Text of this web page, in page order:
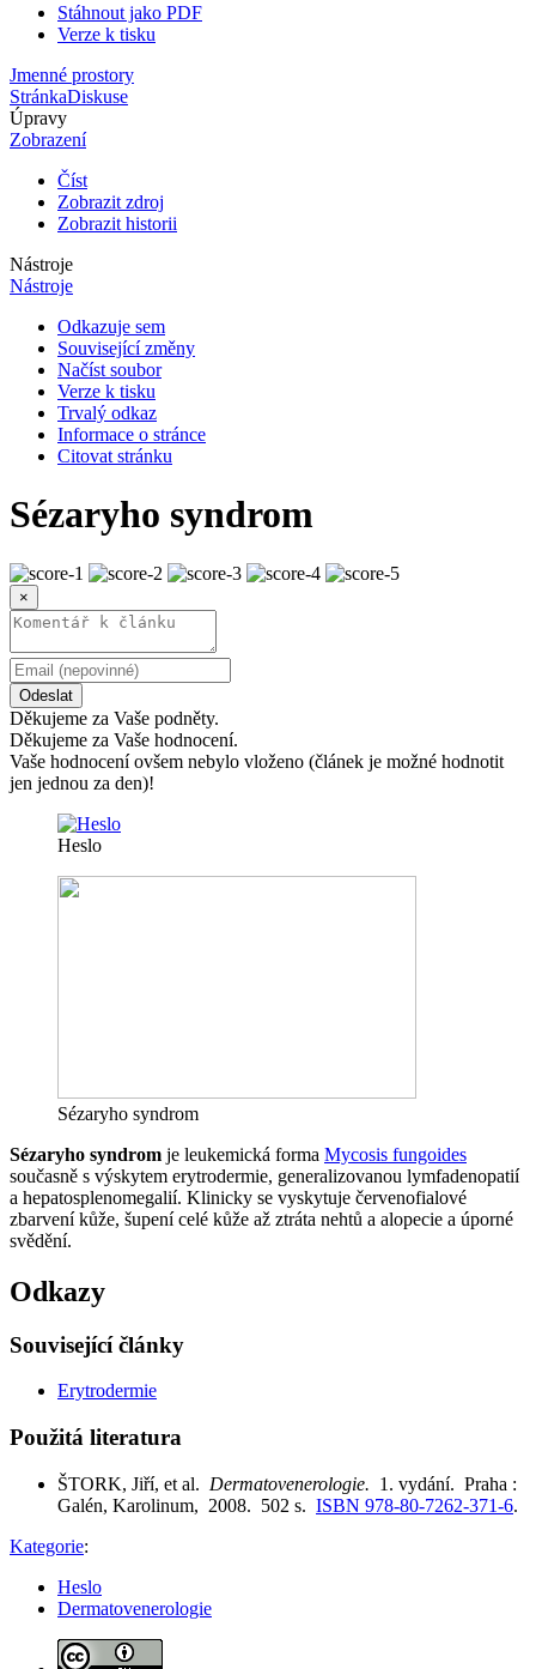
Stáhnout jako PDF
Verze k tisku
Jmenné prostory
StránkaDiskuse
Úpravy
Zobrazení
Číst
Zobrazit zdroj
Zobrazit historii
Nástroje
Nástroje
Odkazuje sem
Související změny
Načíst soubor
Verze k tisku
Trvalý odkaz
Informace o stránce
Citovat stránku
Sézaryho syndrom
×
Odeslat
Děkujeme za Vaše podněty.
Děkujeme za Vaše hodnocení.
Vaše hodnocení ovšem nebylo vloženo (článek je možné hodnotit
jen jednou za den)!
Heslo
Sézaryho syndrom
Sézaryho syndrom je leukemická forma Mycosis fungoides
současně s výskytem erytrodermie, generalizovanou lymfadenopatií
a hepatosplenomegalií. Klinicky se vyskytuje červenofialové
zbarvení kůže, šupení celé kůže až ztráta nehtů a alopecie a úporné
svědění.
Odkazy
Související články
Erytrodermie
Použitá literatura
ŠTORK, Jiří, et al. Dermatovenerologie. 1. vydání. Praha :
Galén, Karolinum, 2008. 502 s. ISBN 978-80-7262-371-6.
Kategorie:
Heslo
Dermatovenerologie